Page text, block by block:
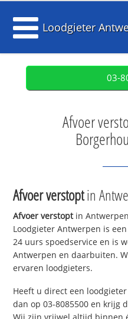
Loodgieter
03-
Afvoer
Afvoer verstoptin
Afvoer verstoptin
Loodgieter Antwerpen is
24 uurs spoedservice en is
Antwerpen en daarbuiten.
ervaren loodgieters.
Heeft u direct een
dan op 03-8085500 en krijg